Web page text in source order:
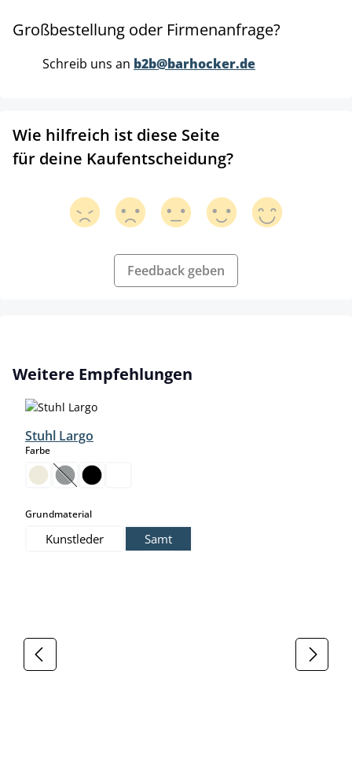
Großbestellung oder Firmenanfrage?
Schreib uns an b2b@barhocker.de
Wie hilfreich ist diese Seite
für deine Kaufentscheidung?
Feedback geben
Produktgalerie überspringen
Weitere Empfehlungen
Stuhl Largo
Farbeauswählen
(Diese Option ist zurzeit nicht verfügbar.)
Grundmaterialauswählen
Kunstleder Samt